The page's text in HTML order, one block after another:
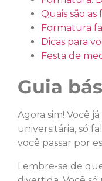
Quais são
Formatura
Dicas para
Festa de
Guia
Agora sim! Você
universitária, só
você passar por
Lembre-se de